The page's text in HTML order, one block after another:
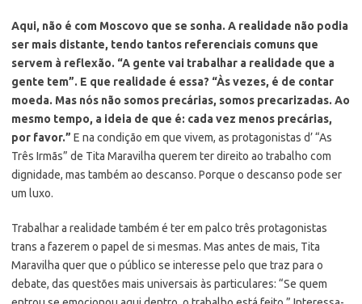
Aqui, não é com Moscovo que se sonha. A realidade não podia
ser mais distante, tendo tantos referenciais comuns que
servem à reflexão. “A gente vai trabalhar a realidade que a
gente tem”. E que realidade é essa? “Às vezes, é de contar
moeda. Mas nós não somos precárias, somos precarizadas. Ao
mesmo tempo, a ideia de que é: cada vez menos precárias,
por favor.” E na condição em que vivem, as protagonistas d’ “As
Três Irmãs” de Tita Maravilha querem ter direito ao trabalho com
dignidade, mas também ao descanso. Porque o descanso pode ser
um luxo.
Trabalhar a realidade também é ter em palco três protagonistas
trans a fazerem o papel de si mesmas. Mas antes de mais, Tita
Maravilha quer que o público se interesse pelo que traz para o
debate, das questões mais universais às particulares: “Se quem